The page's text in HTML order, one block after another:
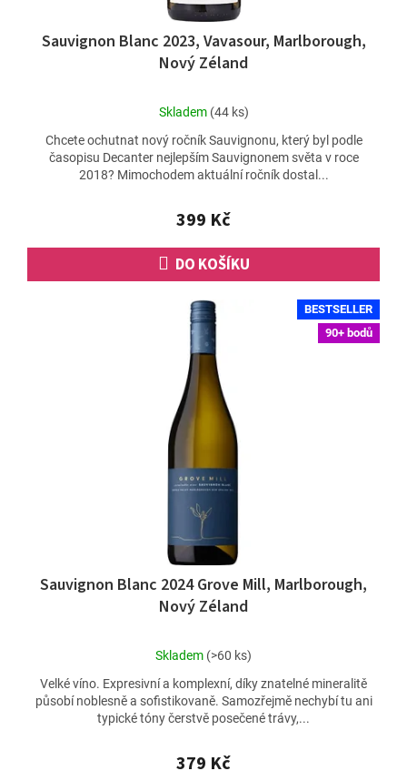
Sauvignon Blanc 2023, Vavasour, Marlborough,
Nový Zéland
Průměrné
produktu
je
5,0
5
hvězdiček.
Skladem (44 ks)
399 Kč
DO KOŠÍKU
Chcete ochutnat nový ročník Sauvignonu, který byl podle
časopisu Decanter nejlepším Sauvignonem světa v roce
2018? Mimochodem aktuální ročník dostal...
BESTSELLER
90+ bodů
Sauvignon Blanc 2024 Grove Mill, Marlborough,
Nový Zéland
Průměrné
produktu
je
4,8
5
hvězdiček.
Skladem (>60 ks)
379 Kč
Velké víno. Expresivní a komplexní, díky znatelné mineralitě
působí noblesně a sofistikovaně. Samozřejmě nechybí tu ani
typické tóny čerstvě posečené trávy,...